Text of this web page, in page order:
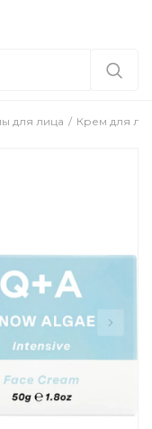
для лица Крем для